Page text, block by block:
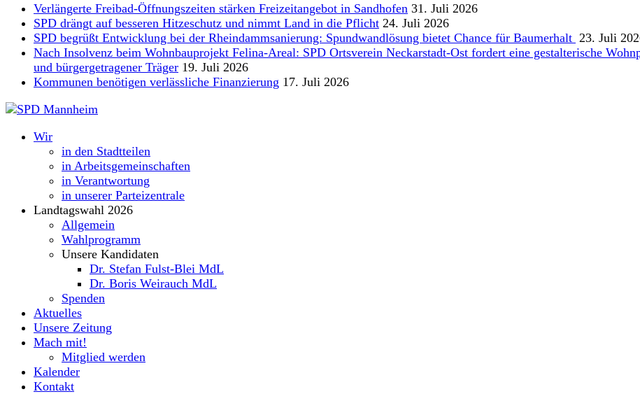
Verlängerte Freibad-Öffnungszeiten stärken Freizeitangebot in Sandhofen 31. Juli 2026
SPD drängt auf besseren Hitzeschutz und nimmt Land in die Pflicht 24. Juli 2026
SPD begrüßt Entwicklung bei der Rheindammsanierung: Spundwandlösung bietet Chance für Baumerhalt 23. Juli
Nach Insolvenz beim Wohnbauprojekt Felina-Areal: SPD Ortsverein Neckarstadt-Ost fordert eine gestalterische
und bürgergetragener Träger 19. Juli 2026
Kommunen benötigen verlässliche Finanzierung 17. Juli 2026
Wir
in den Stadtteilen
in Arbeitsgemeinschaften
in Verantwortung
in unserer Parteizentrale
Landtagswahl 2026
Allgemein
Wahlprogramm
Unsere Kandidaten
Dr. Stefan Fulst-Blei MdL
Dr. Boris Weirauch MdL
Spenden
Aktuelles
Unsere Zeitung
Mach mit!
Mitglied werden
Kalender
Kontakt